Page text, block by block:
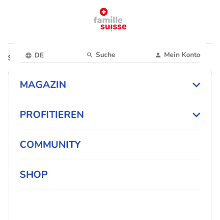
DE Suche Mein Konto
MAGAZIN
PROFITIEREN
COMMUNITY
SHOP
Startseite Magazin